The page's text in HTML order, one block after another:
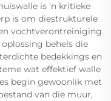
is 'n kritieke
is om diestrukturele
vochtverontreiniging
behels die
bedekkings en
wat effektief walle
begin gewoonlik met
van die muur,